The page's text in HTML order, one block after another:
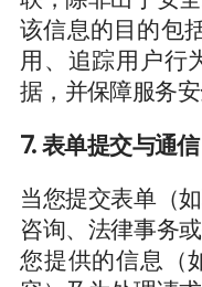
该信息的目的包
用、追踪用户行
据，并保障服务
7. 表单提交与通信
当您提交表单（
咨询、法律事务
您提供的信息（